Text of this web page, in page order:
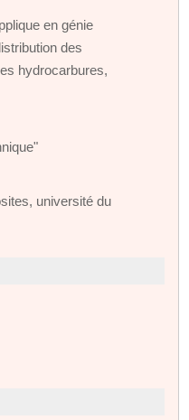
en génie
des
hydrocarbures,
université du